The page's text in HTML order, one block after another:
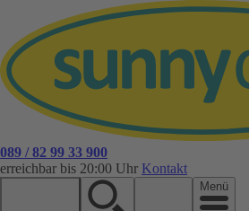
089 / 82 99 33 900
erreichbar bis 20:00 Uhr Kontakt
Menü